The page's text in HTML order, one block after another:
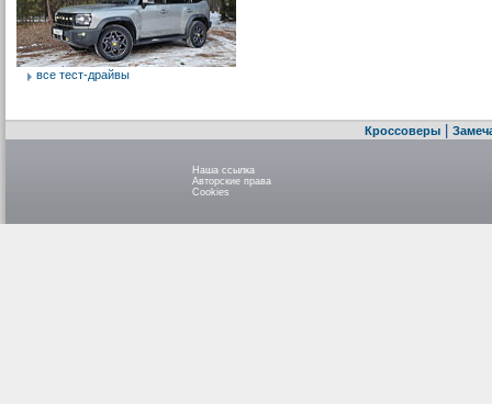
все тест-драйвы
Кроссоверы
Наша ссылка
Авторские права
Cookies